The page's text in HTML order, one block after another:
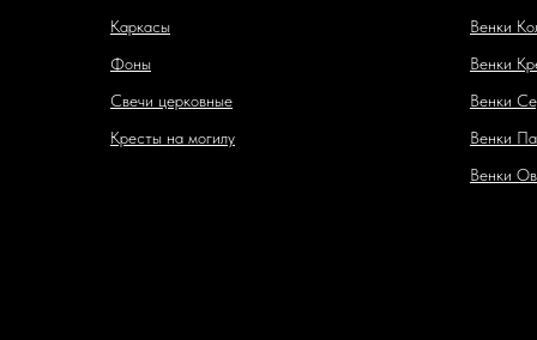
Каркасы
Фоны
Свечи церковные
Кресты на могилу
Венки
Венки
Венки
Венки
Венки